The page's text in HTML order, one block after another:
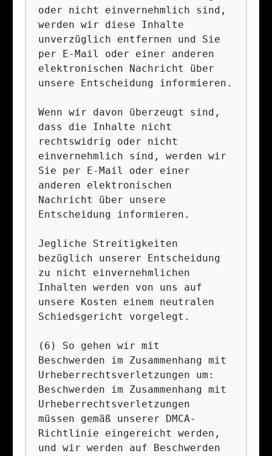
oder nicht einvernehmlich sind,
werden wir diese Inhalte
unverzüglich entfernen und Sie
per E-Mail oder einer anderen
elektronischen Nachricht über
unsere Entscheidung informieren.
Wenn wir davon überzeugt sind,
dass die Inhalte nicht
rechtswidrig oder nicht
einvernehmlich sind, werden wir
Sie per E-Mail oder einer
anderen elektronischen
Nachricht über unsere
Entscheidung informieren.
Jegliche Streitigkeiten
bezüglich unserer Entscheidung
zu nicht einvernehmlichen
Inhalten werden von uns auf
unsere Kosten einem neutralen
Schiedsgericht vorgelegt.
(6) So gehen wir mit
Beschwerden im Zusammenhang mit
Urheberrechtsverletzungen um:
Beschwerden im Zusammenhang mit
Urheberrechtsverletzungen
müssen gemäß unserer DMCA-
Richtlinie eingereicht werden,
und wir werden auf Beschwerden